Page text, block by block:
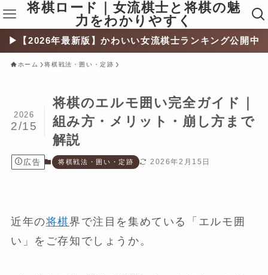
将棋ロード｜女流棋士と将棋の魅
力をわかりやすく
▶︎【2026年最新版】かわいい女流棋士ランキング公開中
ホーム 将棋戦法・囲い・定跡
将棋のエルモ囲い完全ガイド｜
組み方・メリット・崩し方まで
解説
2026
2/15
広告 将棋戦法・囲い・定跡 2026年2月15日
近年の将棋界で注目を集めている「エルモ囲
い」をご存知でしょうか。